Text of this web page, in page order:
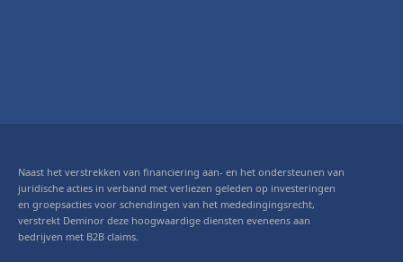
Naast het verstrekken van financiering aan- en het ondersteunen van
juridische acties in verband met verliezen geleden op investeringen
en groepsacties voor schendingen van het mededingingsrecht,
verstrekt Deminor deze hoogwaardige diensten eveneens aan
bedrijven met B2B claims.